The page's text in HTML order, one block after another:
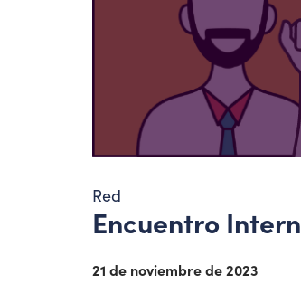
Red
Encuentro
21 de noviembre de 2023